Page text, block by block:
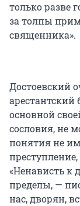
только разве
за толпы
священника».
Достоевский
основной
сословия, не
понятия не
«Ненависть к
пределы, —
нас, дворян,